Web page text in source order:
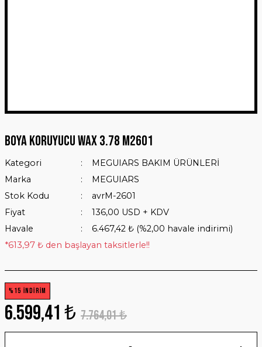
Boya Koruyucu Wax 3.78 M2601
Kategori
MEGUIARS BAKIM ÜRÜNLERİ
Marka
MEGUIARS
Stok Kodu
avrM-2601
Fiyat
136,00 USD + KDV
Havale
6.467,42 ₺ (%2,00 havale indirimi)
*613,97 ₺ den başlayan taksitlerle!!
%15 İNDİRİM
6.599,41 ₺ 7.764,01 ₺